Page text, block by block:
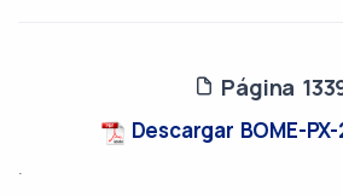
Página
Descargar BOME-
.